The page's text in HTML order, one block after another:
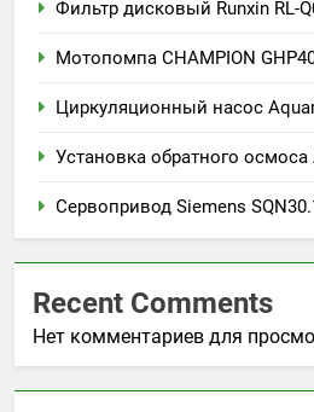
Фильтр дисковый Runxin RL-
Мотопомпа CHAMPION
Циркуляционный насос
Установка обратного осмоса
Сервопривод Siemens
Recent Comments
Нет комментариев для